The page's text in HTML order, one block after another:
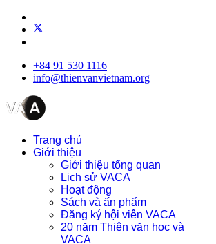
+84 91 530 1116
info@thienvanvietnam.org
Trang chủ
Giới thiệu
Giới thiệu tổng quan
Lịch sử VACA
Hoạt động
Sách và ấn phẩm
Đăng ký hội viên VACA
20 năm Thiên văn học và
VACA